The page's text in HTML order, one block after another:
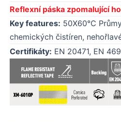
Reflexní páska zpomalující
Key features: 50X60°C
chemických čistíren,
Certifikáty: EN 20471, EN